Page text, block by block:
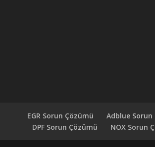
EGR Sorun Çözümü
Adblue Sorun
DPF Sorun Çözümü
NOX Sorun